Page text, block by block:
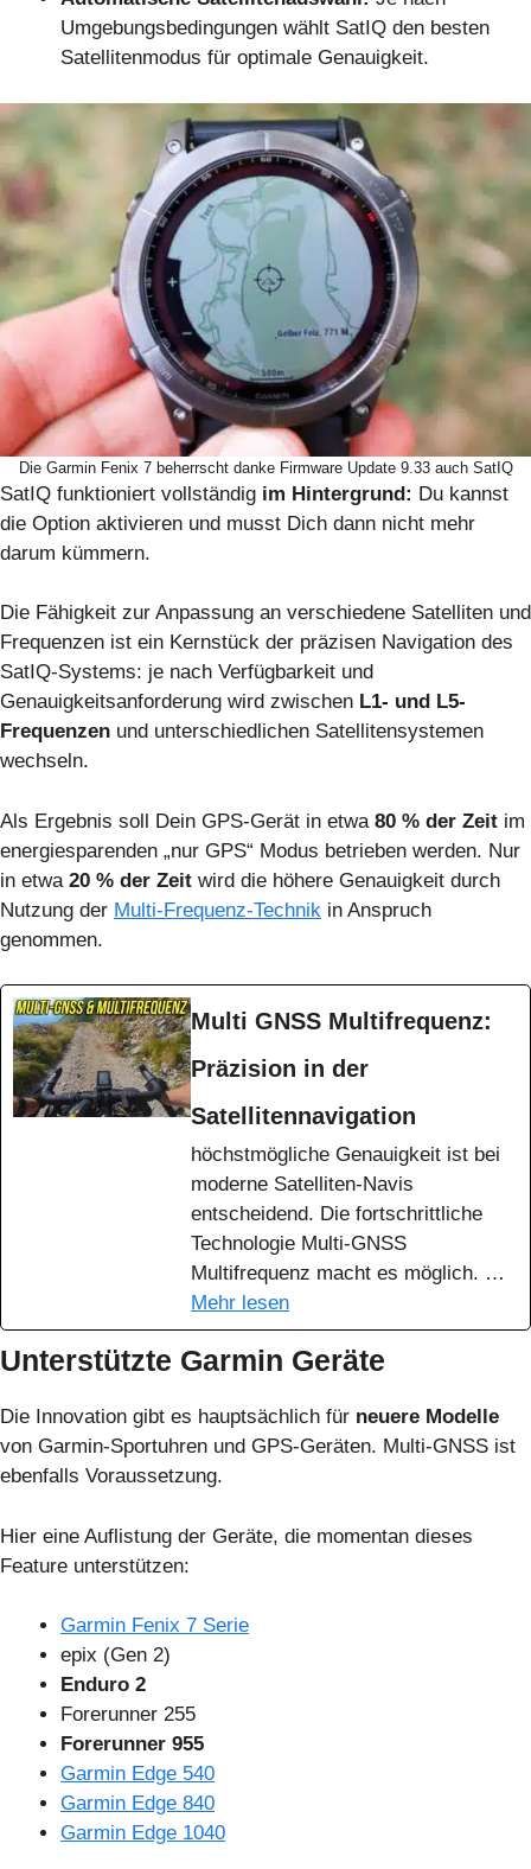
Umgebungsbedingungen wählt SatIQ den besten
Satellitenmodus für optimale Genauigkeit.
Die Garmin Fenix 7 beherrscht danke Firmware Update 9.33 auch SatIQ
SatIQ funktioniert vollständig im Hintergrund: Du kannst
die Option aktivieren und musst Dich dann nicht mehr
darum kümmern.
Die Fähigkeit zur Anpassung an verschiedene Satelliten und
Frequenzen ist ein Kernstück der präzisen Navigation des
SatIQ-Systems: je nach Verfügbarkeit und
Genauigkeitsanforderung wird zwischen L1- und L5-
Frequenzen und unterschiedlichen Satellitensystemen
wechseln.
Als Ergebnis soll Dein GPS-Gerät in etwa 80 % der Zeit im
energiesparenden „nur GPS“ Modus betrieben werden. Nur
in etwa 20 % der Zeit wird die höhere Genauigkeit durch
Nutzung der Multi-Frequenz-Technik in Anspruch
genommen.
Multi GNSS Multifrequenz:
Präzision in der
Satellitennavigation
höchstmögliche Genauigkeit ist bei
moderne Satelliten-Navis
entscheidend. Die fortschrittliche
Technologie Multi-GNSS
Multifrequenz macht es möglich. …
Mehr lesen
Unterstützte Garmin Geräte
Die Innovation gibt es hauptsächlich für neuere Modelle
von Garmin-Sportuhren und GPS-Geräten. Multi-GNSS ist
ebenfalls Voraussetzung.
Hier eine Auflistung der Geräte, die momentan dieses
Feature unterstützen:
Garmin Fenix 7 Serie
epix (Gen 2)
Enduro 2
Forerunner 255
Forerunner 955
Garmin Edge 540
Garmin Edge 840
Garmin Edge 1040